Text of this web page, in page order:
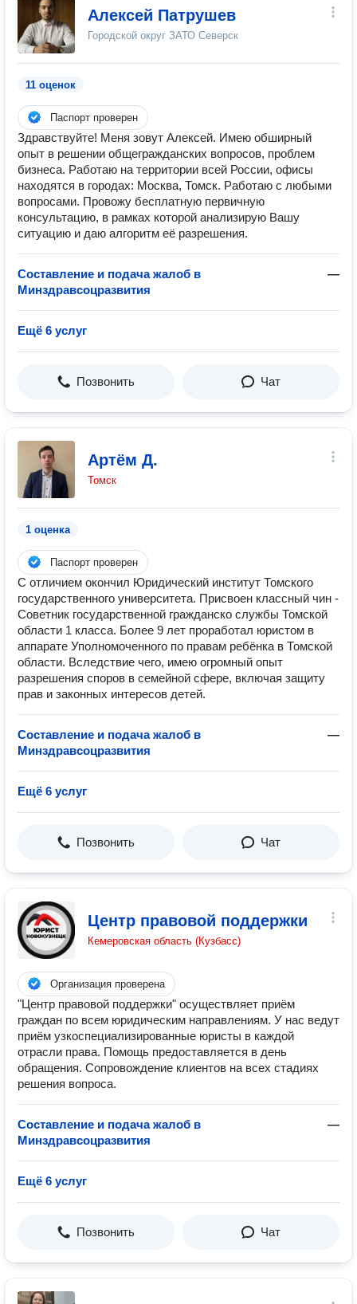
Алексей Патрушев
Городской округ ЗАТО Северск
11 оценок
Паспорт проверен
Здравствуйте! Меня зовут Алексей. Имею обширный
опыт в решении общегражданских вопросов, проблем
бизнеса. Работаю на территории всей России, офисы
находятся в городах: Москва, Томск. Работаю с любыми
вопросами. Провожу бесплатную первичную
консультацию, в рамках которой анализирую Вашу
ситуацию и даю алгоритм её разрешения.
Составление и подача жалоб в
Минздравсоцразвития
—
Ещё 6 услуг
Позвонить Чат
Артём Д.
Томск
1 оценка
Паспорт проверен
С отличием окончил Юридический институт Томского
государственного университета. Присвоен классный чин -
Советник государственной гражданско службы Томской
области 1 класса. Более 9 лет проработал юристом в
аппарате Уполномоченного по правам ребёнка в Томской
области. Вследствие чего, имею огромный опыт
разрешения споров в семейной сфере, включая защиту
прав и законных интересов детей.
Составление и подача жалоб в
Минздравсоцразвития
—
Ещё 6 услуг
Позвонить Чат
Центр правовой поддержки
Кемеровская область (Кузбасс)
Организация проверена
"Центр правовой поддержки" осуществляет приём
граждан по всем юридическим направлениям. У нас ведут
приём узкоспециализированные юристы в каждой
отрасли права. Помощь предоставляется в день
обращения. Сопровождение клиентов на всех стадиях
решения вопроса.
Составление и подача жалоб в
Минздравсоцразвития
—
Ещё 6 услуг
Позвонить Чат